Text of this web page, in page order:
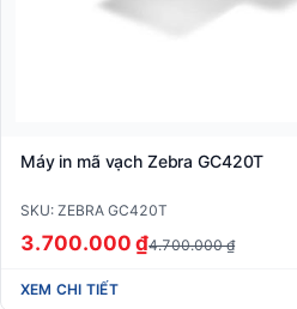
Máy in mã vạch Zebra GC420T
SKU: ZEBRA GC420T
3.700.000 ₫4.700.000 ₫
XEM CHI TIẾT